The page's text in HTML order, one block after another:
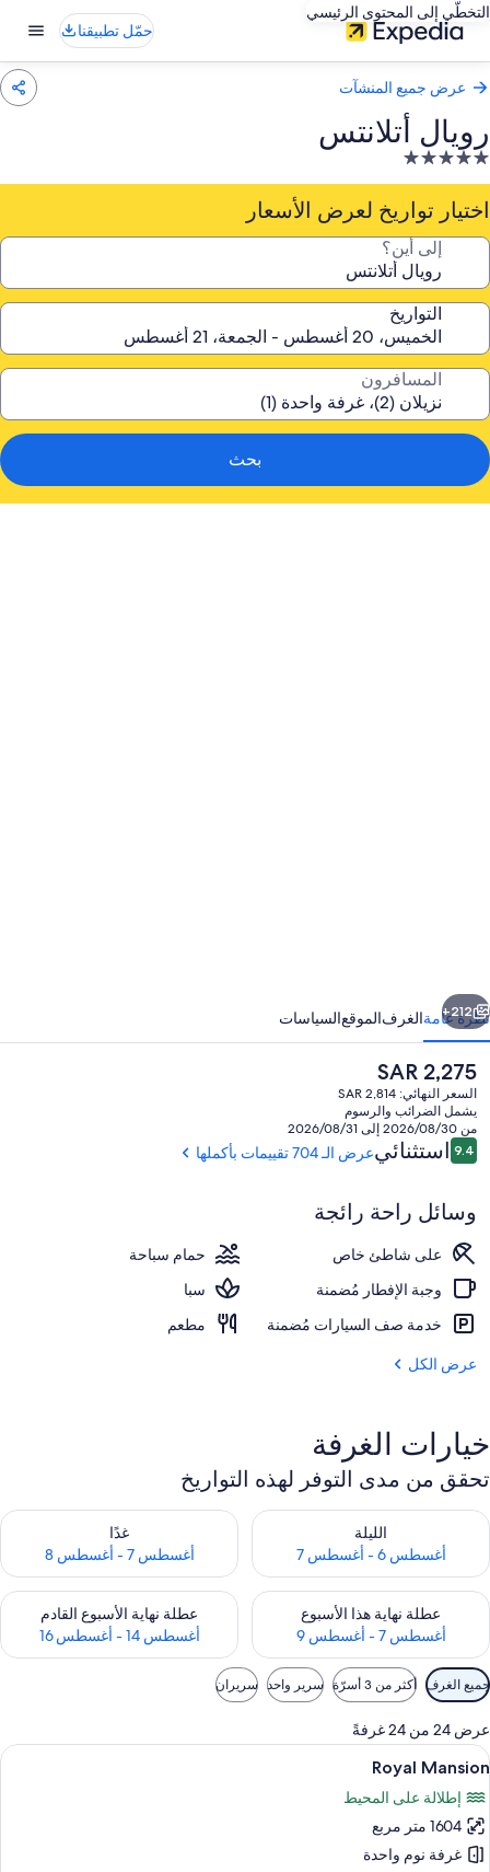
التخطّي إلى المحتوى الرئيسي
حمّل تطبيقنا
عرض جميع المنشآت
رويال أتلانتس
منشأة
فندقية
مصنفة
5.0
اختيار تواريخ لعرض الأسعار
إلى أين؟
التواريخ
المسافرون
بحث
التالي
212+
نظرة عامةالغرفالموقعالسياسات
السعر
الحالي
هو
SAR
2,275
SAR 2,275
السعر النهائي: SAR 2,814
يشمل الضرائب والرسوم
من 2026/08/30 إلى 2026/08/31
التقييمات
9.49.4 من 10استثنائيعرض الـ 704 تقييمات بأكملها
وسائل راحة رائجة
على شاطئ خاص
حمام سباحة
وجبة الإفطار مُضمنة
سبا
خدمة صف السيارات مُضمنة
مطعم
عرض الكل
خيارات الغرفة
تحقق من مدى التوفر لهذه التواريخ
الليلة
أغسطس 6 - أغسطس 7
تحقق من مدى التوفر لليلة للفترة أغسطس 6 - أغسطس 7
غدًا
أغسطس 7 - أغسطس 8
تحقق من مدى التوفر لغد للفترة أغسطس
عطلة نهاية هذا الأسبوع
أغسطس 7 - أغسطس 9
تحقق من مدى التوفر لعطلة نهاية هذا الأسبوع للفترة أغسطس 7 - أغسطس 9
عطلة نهاية الأسبوع القادم
أغسطس 14 - أغسطس 16
تحقق من مدى التوفر لعطلة نهاية
عوامل
التصفية
المتاحة
للغرف
جميع الغرف أكثر من 3 أسرّة سرير واحد سريران
عرض 24 من 24 غرفةً
استعراض
جميع
صور
Royal
Mansion
أغطية فراش متميزة وميني بار وخزنة
16
Royal Mansion
إطلالة على المحيط
1604 متر مربع
غرفة نوم واحدة